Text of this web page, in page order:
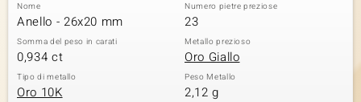
Nome
Anello - 26x20 mm
Numero pietre preziose
23
Somma del peso in carati
0,934 ct
Metallo prezioso
Oro Giallo
Tipo di metallo
Oro 10K
Peso Metallo
2,12 g